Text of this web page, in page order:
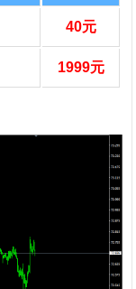
40元
1999元